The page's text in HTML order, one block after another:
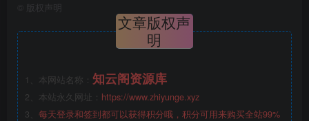
版权声明
文章版权声
明
1、本网站名称： 知云阁资源库
2、本站永久网址： https://www.zhiyunge.xyz
3、 每天登录和签到都可以获得积分哦，积分可用来购买全站99%